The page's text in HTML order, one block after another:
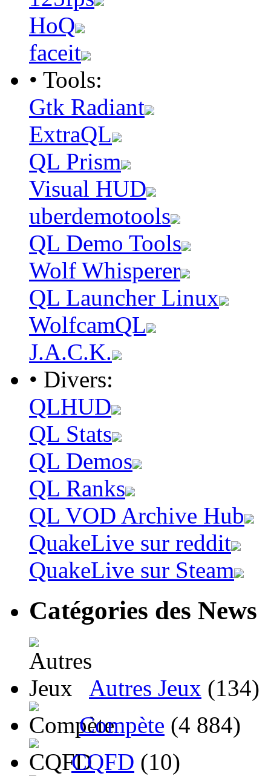
HoQ
faceit
• Tools:
Gtk Radiant
ExtraQL
QL Prism
Visual HUD
uberdemotools
QL Demo Tools
Wolf Whisperer
QL Launcher Linux
WolfcamQL
J.A.C.K.
• Divers:
QLHUD
QL Stats
QL Demos
QL Ranks
QL VOD Archive Hub
QuakeLive sur reddit
QuakeLive sur Steam
Catégories des News
Autres Jeux (134)
Compète (4 884)
CQFD (10)